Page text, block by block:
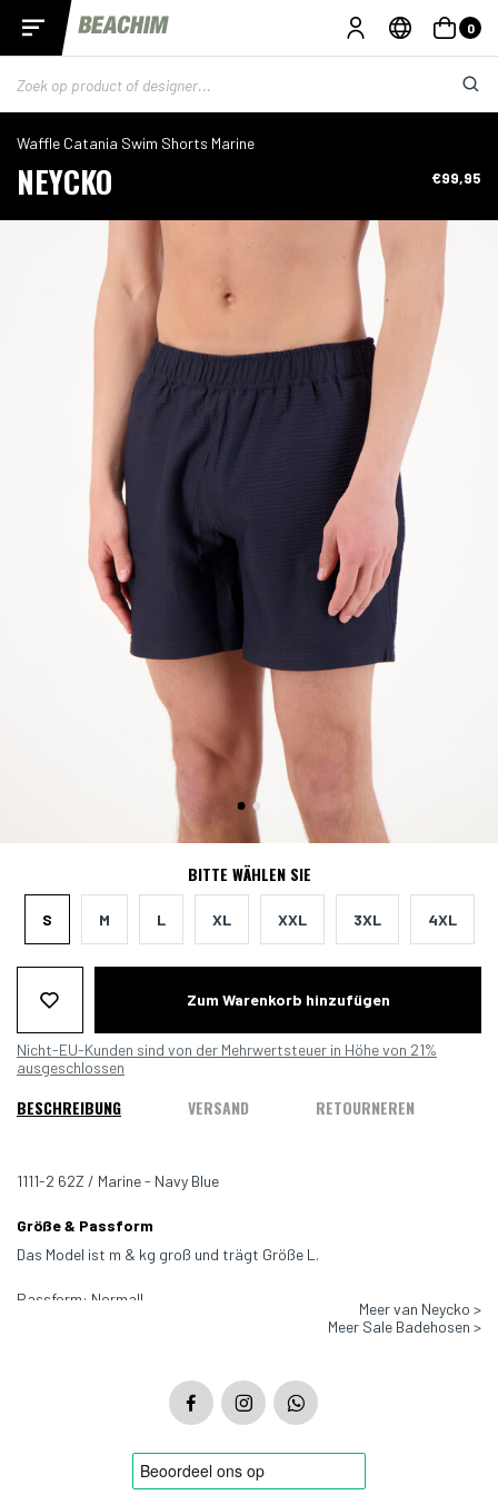
0
Waffle Catania Swim Shorts Marine
NEYCKO €99,95
BITTE WÄHLEN SIE
S M L XL XXL 3XL 4XL
Zum Warenkorb hinzufügen
Nicht-EU-Kunden sind von der Mehrwertsteuer in Höhe von 21%
ausgeschlossen
BESCHREIBUNG VERSAND RETOURNEREN
1111-2 62Z / Marine - Navy Blue
Größe & Passform
Das Model ist m & kg groß und trägt Größe L.
Passform: Normall
Meer van Neycko >
Meer Sale Badehosen >